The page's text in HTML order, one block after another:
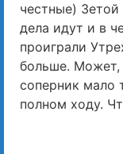
честные)
дела идут и в
проиграли
больше. Может,
соперник мало
полном ходу.